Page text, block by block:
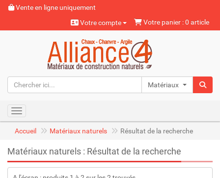
Vente en ligne uniquement
Votre compte
Votre panier : 0 article
Matériaux naturels
Toggle navigation
Accueil Matériaux naturels Résultat de la recherche
Matériaux naturels : Résultat de la recherche